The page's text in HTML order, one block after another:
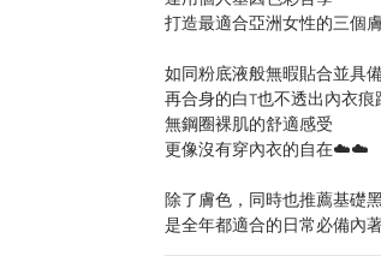
打造最適合亞洲女性的三個
如同粉底液般無暇貼合並具
再合身的白T也不透出內衣痕
無鋼圈裸肌的舒適感受
更像沒有穿內衣的自在☁️☁️
除了膚色，同時也推薦基礎
是全年都適合的日常必備內